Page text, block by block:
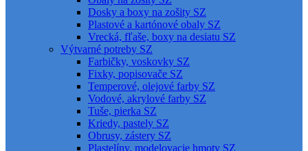
Dosky a boxy na zošity SZ
Plastové a kartónové obaly SZ
Vrecká, fľaše, boxy na desiatu SZ
Výtvarné potreby SZ
Farbičky, voskovky SZ
Fixky, popisovače SZ
Temperové, olejové farby SZ
Vodové, akrylové farby SZ
Tuše, pierka SZ
Kriedy, pastely SZ
Obrusy, zástery SZ
Plastelíny, modelovacie hmoty SZ